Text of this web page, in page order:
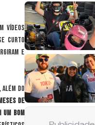
vídeos
curto
e
do
de
bom